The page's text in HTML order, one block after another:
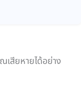
เสียหายได้อย่าง